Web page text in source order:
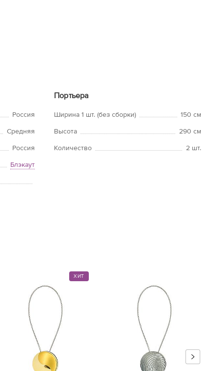
Россия
Средняя
Россия
Блэкаут
Портьера
Ширина 1 шт. (без сборки)
150 см
Высота
290 см
Количество
2 шт.
ХИТ